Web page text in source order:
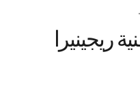
.
ريجينيرا